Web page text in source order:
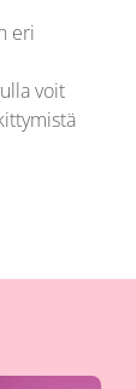
eri
voit